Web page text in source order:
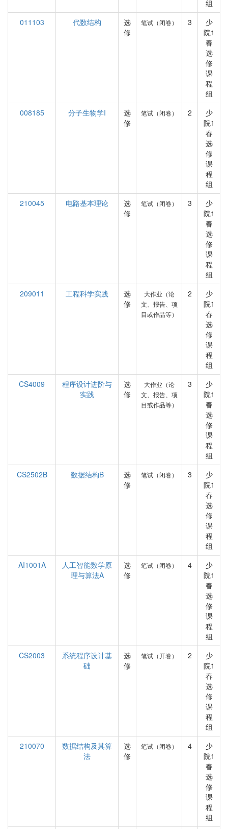
组
011103
代数结构
选
修
笔试（闭卷） 3
少
院1
春
选
修
课
程
组
008185
分子生物学I
选
修
笔试（闭卷） 2
少
院1
春
选
修
课
程
组
210045
电路基本理论
选
修
笔试（闭卷） 3
少
院1
春
选
修
课
程
组
209011
工程科学实践
选
修
大作业（论
文、报告、项
目或作品等）
2
少
院1
春
选
修
课
程
组
CS4009
程序设计进阶与
实践
选
修
大作业（论
文、报告、项
目或作品等）
3
少
院1
春
选
修
课
程
组
CS2502B
数据结构B
选
修
笔试（闭卷） 3
少
院1
春
选
修
课
程
组
AI1001A
人工智能数学原
理与算法A
选
修
笔试（闭卷） 4
少
院1
春
选
修
课
程
组
CS2003
系统程序设计基
础
选
修
笔试（开卷） 2
少
院1
春
选
修
课
程
组
210070
数据结构及其算
法
选
修
笔试（闭卷） 4
少
院1
春
选
修
课
程
组